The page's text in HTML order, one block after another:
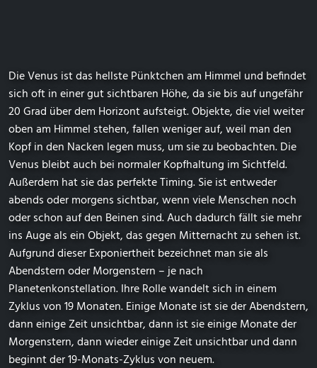
Die Venus ist das hellste Pünktchen am Himmel und befindet
sich oft in einer gut sichtbaren Höhe, da sie bis auf ungefähr
20 Grad über dem Horizont aufsteigt. Objekte, die viel weiter
oben am Himmel stehen, fallen weniger auf, weil man den
Kopf in den Nacken legen muss, um sie zu beobachten. Die
Venus bleibt auch bei normaler Kopfhaltung im Sichtfeld.
Außerdem hat sie das perfekte Timing. Sie ist entweder
abends oder morgens sichtbar, wenn viele Menschen noch
oder schon auf den Beinen sind. Auch dadurch fällt sie mehr
ins Auge als ein Objekt, das gegen Mitternacht zu sehen ist.
Aufgrund dieser Exponiertheit bezeichnet man sie als
Abendstern oder Morgenstern – je nach
Planetenkonstellation. Ihre Rolle wandelt sich in einem
Zyklus von 19 Monaten. Einige Monate ist sie der Abendstern,
dann einige Zeit unsichtbar, dann ist sie einige Monate der
Morgenstern, dann wieder einige Zeit unsichtbar und dann
beginnt der 19-Monats-Zyklus von neuem.